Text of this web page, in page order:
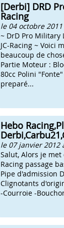
[Derbi] DRD
Racing
le 04 octobre
~ DrD Pro Military
JC-Racing ~ Voici
beaucoup de
Partie Moteur :
80cc Polini
preparé...
Hebo
le 07 janvier 2012
Salut, Alors je
Racing passage
Pipe d'admission
Clignotants
-Courroie -